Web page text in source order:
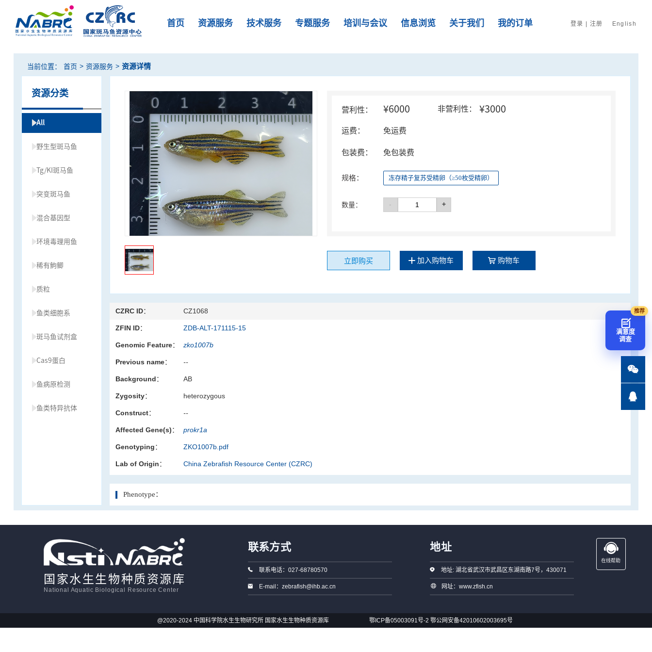
首页 资源服务 技术服务 专题服务 培训与会议 信息浏览 关于我们 我的订单 登录 | 注册 English
当前位置： 首页 > 资源服务 > 资源详情
资源分类
All
野生型斑马鱼
Tg/KI斑马鱼
突变斑马鱼
混合基因型
环境毒理用鱼
稀有鮈鲫
质粒
鱼类细胞系
斑马鱼试剂盒
Cas9蛋白
鱼病原检测
鱼类特异抗体
营利性： ¥6000 非营利性： ¥3000
运费： 免运费
包装费： 免包装费
规格： 冻存精子复苏受精卵（≥50枚受精卵）
数量： - +
立即购买 加入购物车 购物车
CZRC ID： CZ1068
ZFIN ID： ZDB-ALT-171115-15
Genomic Feature： zko1007b
Previous name： --
Background： AB
Zygosity： heterozygous
Construct： --
Affected Gene(s)： prokr1a
Genotyping： ZKO1007b.pdf
Lab of Origin： China Zebrafish Resource Center (CZRC)
Phenotype：
国家水生生物种质资源库
National Aquatic Biological Resource Center
联系方式
联系电话：027-68780570
E-mail：zebrafish@ihb.ac.cn
地址
地址: 湖北省武汉市武昌区东湖南路7号，430071
网址：www.zfish.cn
在线帮助
@2020-2024 中国科学院水生生物研究所 国家水生生物种质资源库 鄂ICP备05003091号-2 鄂公网安备42010602003695号
满意度
调查

